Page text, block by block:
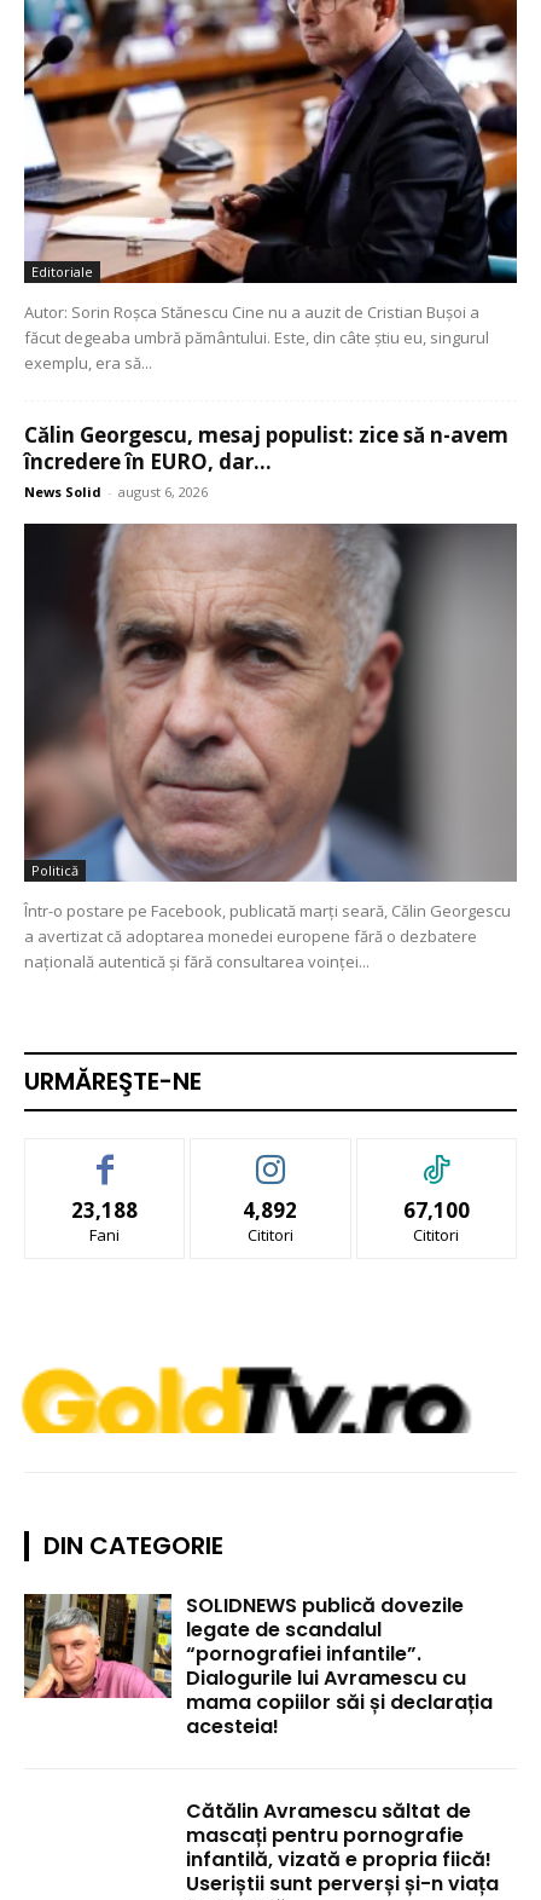
Editoriale
Autor: Sorin Roșca Stănescu Cine nu a auzit de Cristian Bușoi a
făcut degeaba umbră pământului. Este, din câte știu eu, singurul
exemplu, era să...
Călin Georgescu, mesaj populist: zice să n-avem
încredere în EURO, dar...
News Solid - august 6, 2026
Politică
Într-o postare pe Facebook, publicată marți seară, Călin Georgescu
a avertizat că adoptarea monedei europene fără o dezbatere
națională autentică și fără consultarea voinței...
URMĂREŞTE-NE
23,188
Fani
4,892
Cititori
67,100
Cititori
DIN CATEGORIE
SOLIDNEWS publică dovezile
legate de scandalul
“pornografiei infantile”.
Dialogurile lui Avramescu cu
mama copiilor săi și declarația
acesteia!
Cătălin Avramescu săltat de
mascați pentru pornografie
infantilă, vizată e propria fiică!
Useriștii sunt perverși și-n viața